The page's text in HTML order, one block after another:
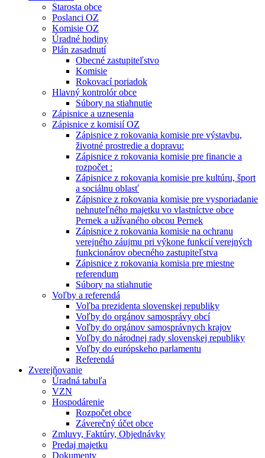
Starosta obce
Poslanci OZ
Komisie OZ
Úradné hodiny
Plán zasadnutí
Obecné zastupiteľstvo
Komisie
Rokovací poriadok
Hlavný kontrolór obce
Súbory na stiahnutie
Zápisnice a uznesenia
Zápisnice z komisií OZ
Zápisnice z rokovania komisie pre výstavbu,
životné prostredie a dopravu:
Zápisnice z rokovania komisie pre financie a
rozpočet :
Zápisnice z rokovania komisie pre kultúru, šport
a sociálnu oblasť
Zápisnice z rokovania komisie pre vysporiadanie
nehnuteľného majetku vo vlastníctve obce
Pernek a užívaného obcou Pernek
Zápisnice z rokovania komisie na ochranu
verejného záujmu pri výkone funkcií verejných
funkcionárov obecného zastupiteľstva
Zápisnice z rokovania komisia pre miestne
referendum
Súbory na stiahnutie
Voľby a referendá
Voľba prezidenta slovenskej republiky
Voľby do orgánov samosprávy obcí
Voľby do orgánov samosprávnych krajov
Voľby do národnej rady slovenskej republiky
Voľby do európskeho parlamentu
Referendá
Zverejňovanie
Úradná tabuľa
VZN
Hospodárenie
Rozpočet obce
Záverečný účet obce
Zmluvy, Faktúry, Objednávky
Predaj majetku
Dokumenty